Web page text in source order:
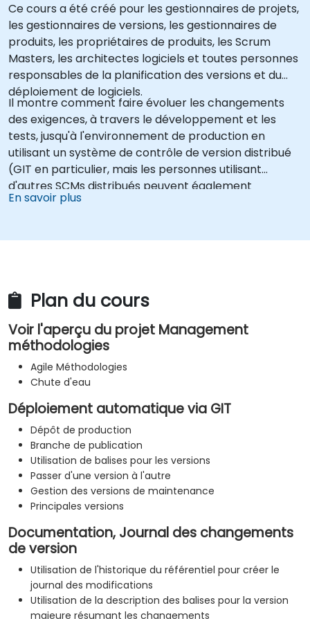
Ce cours a été créé pour les gestionnaires de projets,
les gestionnaires de versions, les gestionnaires de
produits, les propriétaires de produits, les Scrum
Masters, les architectes logiciels et toutes personnes
responsables de la planification des versions et du
déploiement de logiciels.
Il montre comment faire évoluer les changements
des exigences, à travers le développement et les
tests, jusqu'à l'environnement de production en
utilisant un système de contrôle de version distribué
(GIT en particulier, mais les personnes utilisant
d'autres SCMs distribués peuvent également
bénéficier de ce cours).
En savoir plus
Plan du cours
Voir l'aperçu du projet Management
méthodologies
Agile Méthodologies
Chute d'eau
Déploiement automatique via GIT
Dépôt de production
Branche de publication
Utilisation de balises pour les versions
Passer d'une version à l'autre
Gestion des versions de maintenance
Principales versions
Documentation, Journal des changements
de version
Utilisation de l'historique du référentiel pour créer le
journal des modifications
Utilisation de la description des balises pour la version
majeure résumant les changements